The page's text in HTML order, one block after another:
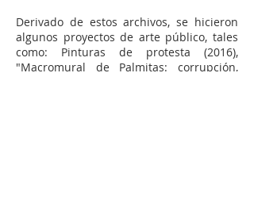
Derivado de estos archivos, se hicieron
algunos proyectos de arte público, tales
como: Pinturas de protesta (2016),
"Macromural de Palmitas: corrupción,